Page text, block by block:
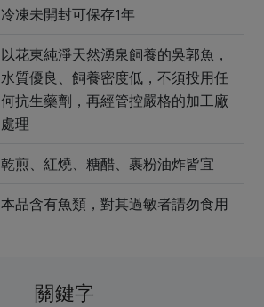
冷凍未開封可保存1年
以花東純淨天然湧泉飼養的吳郭魚，
水質優良、飼養密度低，不須投用任
何抗生藥劑，再經管控嚴格的加工廠
處理
乾煎、紅燒、糖醋、裹粉油炸皆宜
本品含有魚類，對其過敏者請勿食用
關鍵字